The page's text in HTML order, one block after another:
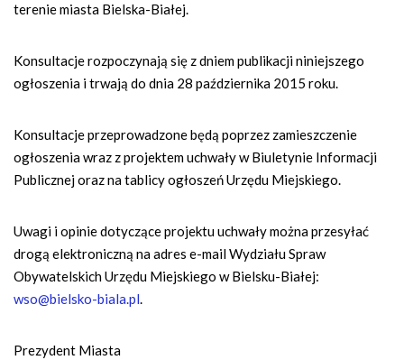
terenie miasta Bielska-Białej.
Konsultacje rozpoczynają się z dniem publikacji niniejszego
ogłoszenia i trwają do dnia 28 października 2015 roku.
Konsultacje przeprowadzone będą poprzez zamieszczenie
ogłoszenia wraz z projektem uchwały w Biuletynie Informacji
Publicznej oraz na tablicy ogłoszeń Urzędu Miejskiego.
Uwagi i opinie dotyczące projektu uchwały można przesyłać
drogą elektroniczną na adres e-mail Wydziału Spraw
Obywatelskich Urzędu Miejskiego w Bielsku-Białej:
wso@bielsko-biala.pl.
Prezydent Miasta